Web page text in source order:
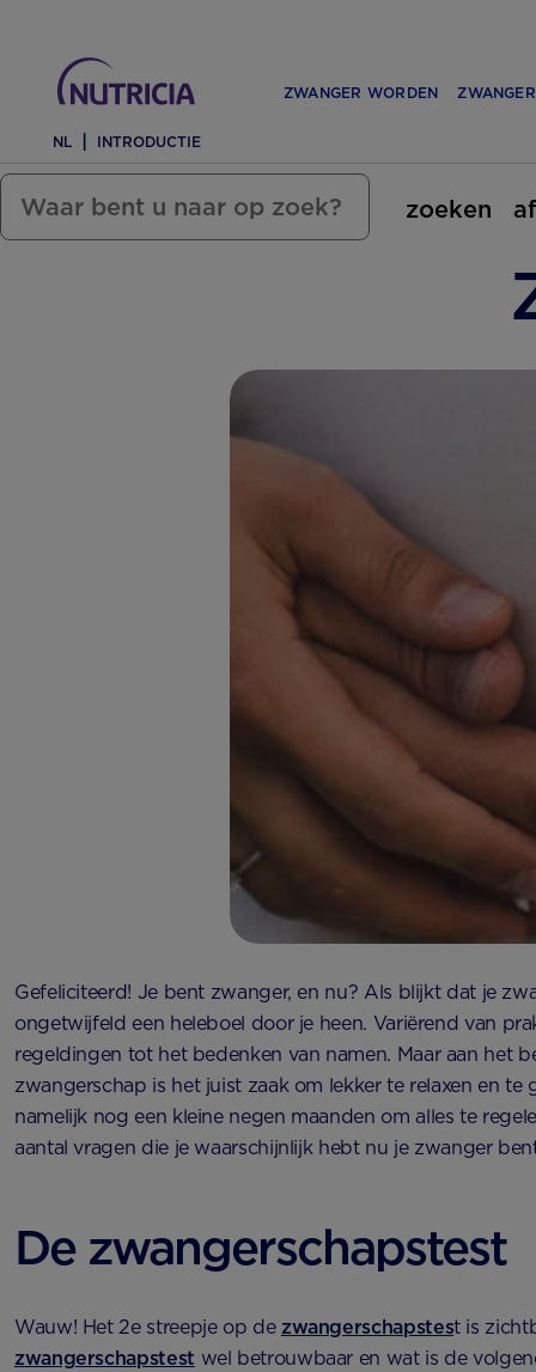
ZWANGER WORDEN
zoeken
NL INTRODUCTIE
Gefeliciteerd! Je bent zwanger, en nu? Als blijkt dat je
ongetwijfeld een heleboel door je heen. Variërend van
regeldingen tot het bedenken van namen. Maar aan het
zwangerschap is het juist zaak om lekker te relaxen en te
namelijk nog een kleine negen maanden om alles te
aantal vragen die je waarschijnlijk hebt nu je zwanger
De zwangerschapstest
Wauw! Het 2e streepje op de zwangerschapstest is
zwangerschapstest wel betrouwbaar en wat is de